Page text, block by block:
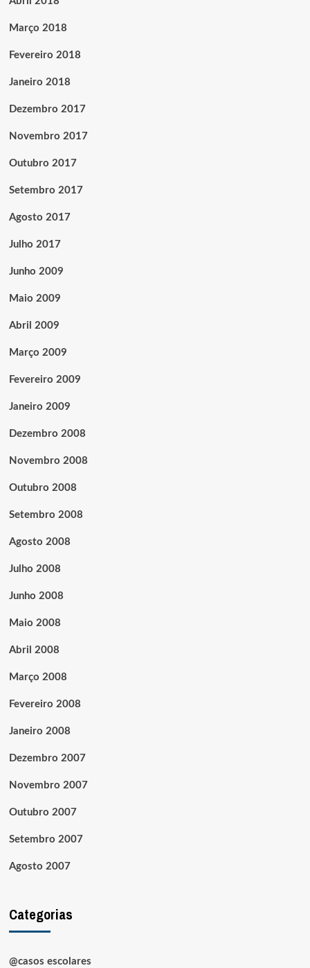
Março 2018
Fevereiro 2018
Janeiro 2018
Dezembro 2017
Novembro 2017
Outubro 2017
Setembro 2017
Agosto 2017
Julho 2017
Junho 2009
Maio 2009
Abril 2009
Março 2009
Fevereiro 2009
Janeiro 2009
Dezembro 2008
Novembro 2008
Outubro 2008
Setembro 2008
Agosto 2008
Julho 2008
Junho 2008
Maio 2008
Abril 2008
Março 2008
Fevereiro 2008
Janeiro 2008
Dezembro 2007
Novembro 2007
Outubro 2007
Setembro 2007
Agosto 2007
Categorias
@casos escolares